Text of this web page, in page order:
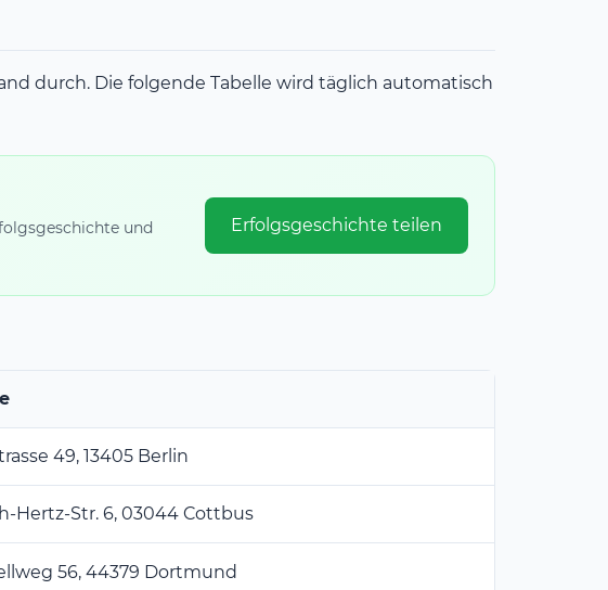
durch. Die folgende Tabelle wird täglich automatisch
und
Erfolgsgeschichte teilen
49, 13405 Berlin
Hertz-Str. 6, 03044 Cottbus
56, 44379 Dortmund